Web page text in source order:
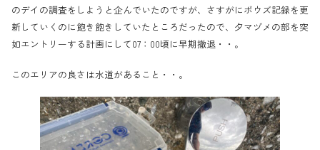
のデイの調査をしようと企んでいたのですが、さすがにボウズ記録を更
新していくのに飽き飽きしていたところだったので、夕マヅメの部を突
如エントリーする計画にして07：00頃に早期撤退・・。
このエリアの良さは水道があること・・。